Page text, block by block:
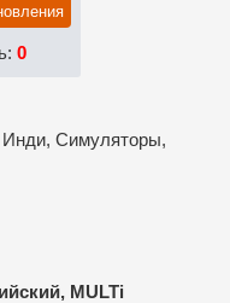
0
Симуляторы,
MULTi